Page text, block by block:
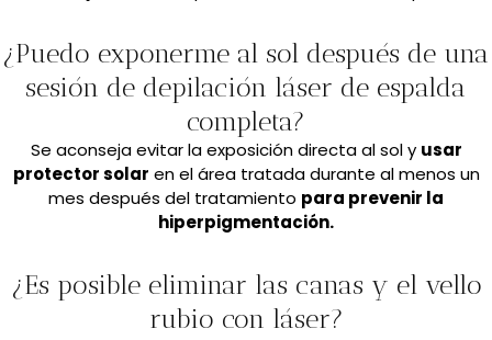
¿Puedo exponerme al sol después de una
sesión de depilación láser de espalda
completa?
Se aconseja evitar la exposición directa al sol y usar
protector solar en el área tratada durante al menos un
mes después del tratamiento para prevenir la
hiperpigmentación.
¿Es posible eliminar las canas y el vello
rubio con láser?